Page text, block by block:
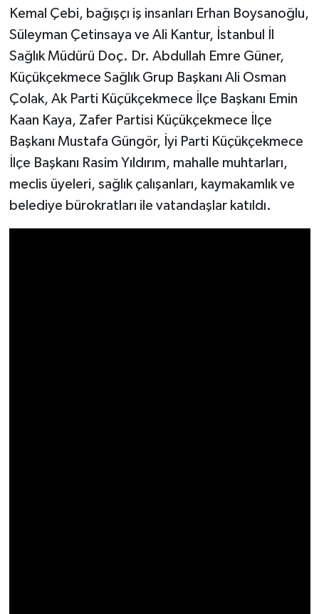
Kemal Çebi, bağışçı iş insanları Erhan Boysanoğlu,
Süleyman Çetinsaya ve Ali Kantur, İstanbul İl
Sağlık Müdürü Doç. Dr. Abdullah Emre Güner,
Küçükçekmece Sağlık Grup Başkanı Ali Osman
Çolak, Ak Parti Küçükçekmece İlçe Başkanı Emin
Kaan Kaya, Zafer Partisi Küçükçekmece İlçe
Başkanı Mustafa Güngör, İyi Parti Küçükçekmece
İlçe Başkanı Rasim Yıldırım, mahalle muhtarları,
meclis üyeleri, sağlık çalışanları, kaymakamlık ve
belediye bürokratları ile vatandaşlar katıldı.